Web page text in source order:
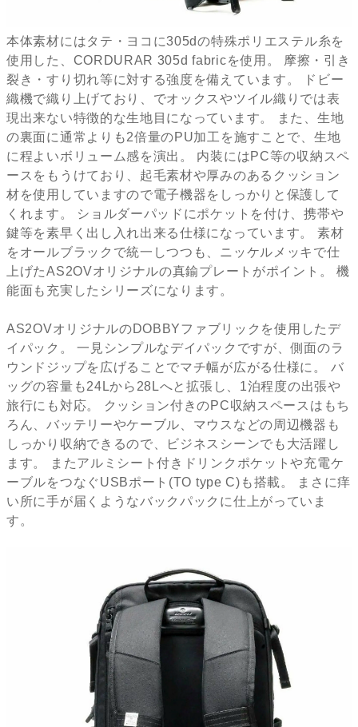
本体素材にはタテ・ヨコに305dの特殊ポリエステル糸を
使用した、CORDURAR 305d fabricを使用。 摩擦・引き
裂き・すり切れ等に対する強度を備えています。 ドビー
織機で織り上げており、でオックスやツイル織りでは表
現出来ない特徴的な生地目になっています。 また、生地
の裏面に通常よりも2倍量のPU加工を施すことで、生地
に程よいボリューム感を演出。 内装にはPC等の収納スペ
ースをもうけており、起毛素材や厚みのあるクッション
材を使用していますので電子機器をしっかりと保護して
くれます。 ショルダーパッドにポケットを付け、携帯や
鍵等を素早く出し入れ出来る仕様になっています。 素材
をオールブラックで統一しつつも、ニッケルメッキで仕
上げたAS2OVオリジナルの真鍮プレートがポイント。 機
能面も充実したシリーズになります。
AS2OVオリジナルのDOBBYファブリックを使用したデ
イパック。 一見シンプルなデイパックですが、側面のラ
ウンドジップを広げることでマチ幅が広がる仕様に。 バ
ッグの容量も24Lから28Lへと拡張し、1泊程度の出張や
旅行にも対応。 クッション付きのPC収納スペースはもち
ろん、バッテリーやケーブル、マウスなどの周辺機器も
しっかり収納できるので、ビジネスシーンでも大活躍し
ます。 またアルミシート付きドリンクポケットや充電ケ
ーブルをつなぐUSBポート(TO type C)も搭載。 まさに痒
い所に手が届くようなバックパックに仕上がっていま
す。